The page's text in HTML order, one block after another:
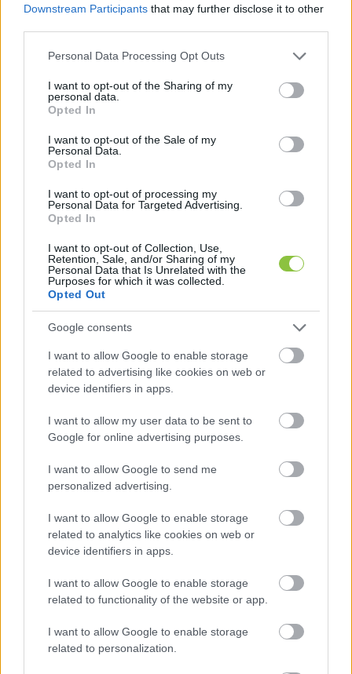
Downstream Participants that may further disclose it to other
Please note that this website/app uses one or more Google
not limited to your visit or usage behaviour. You may click to
grant or deny consent to Google and its third-party tags to
use your data for below specified purposes in below Google
consent section.
Personal Data Processing Opt Outs
I want to opt-out of the Sharing of my
personal data.
Opted In
I want to opt-out of the Sale of my
Personal Data.
Opted In
I want to opt-out of processing my
Personal Data for Targeted Advertising.
Opted In
I want to opt-out of Collection, Use,
Retention, Sale, and/or Sharing of my
Personal Data that Is Unrelated with the
Purposes for which it was collected.
Opted Out
Google consents
I want to allow Google to enable storage
related to advertising like cookies on web or
device identifiers in apps.
I want to allow my user data to be sent to
Google for online advertising purposes.
I want to allow Google to send me
personalized advertising.
I want to allow Google to enable storage
related to analytics like cookies on web or
device identifiers in apps.
I want to allow Google to enable storage
related to functionality of the website or app.
I want to allow Google to enable storage
related to personalization.
A legriasztóbb nem önmagában a születésszám
es adat – 88 491 születés – már történelmi
mélypontnak számított, ezt követte 2023-ban a
85 ezres, majd 2024-ben a 77,5 ezres érték,
Az elgondolkodtató adatokra a kormányból
Hankó Balázs
reagált először: „Az ukrajnai háború kitörése óta
száma ” – hangzik el videós bejegyzésének
elején. Ezután arra hívja fel a figyelmet, hogy
százalékkal csökkent a születésszám, „
a
a magyar családok biztonságát szolgáló
hogy a háborúhoz földrajzilag közelebb lévő
visegrádi négy és balti országokban a magyarnál
mértek”.
A háborús kiváltó ok mellett ezúttal sem
maradhatott el a másik kiemelt kormányzati